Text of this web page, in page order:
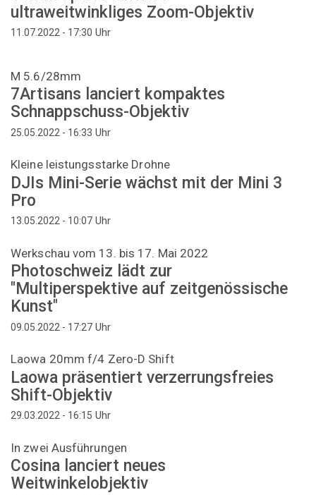
ultraweitwinkliges Zoom-Objektiv
11.07.2022 - 17:30 Uhr
M 5.6/28mm
7Artisans lanciert kompaktes
Schnappschuss-Objektiv
25.05.2022 - 16:33 Uhr
Kleine leistungsstarke Drohne
DJIs Mini-Serie wächst mit der Mini 3
Pro
13.05.2022 - 10:07 Uhr
Werkschau vom 13. bis 17. Mai 2022
Photoschweiz lädt zur
"Multiperspektive auf zeitgenössische
Kunst"
09.05.2022 - 17:27 Uhr
Laowa 20mm f/4 Zero-D Shift
Laowa präsentiert verzerrungsfreies
Shift-Objektiv
29.03.2022 - 16:15 Uhr
In zwei Ausführungen
Cosina lanciert neues
Weitwinkelobjektiv